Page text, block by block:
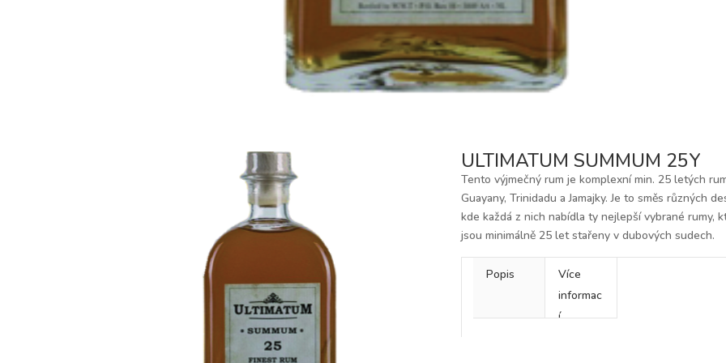
ULTIMATUM SUMMUM 25Y
Tento výjmečný rum je komplexní min. 25 letých
Guayany, Trinidadu a Jamajky. Je to směs různých
kde každá z nich nabídla ty nejlepší vybrané rumy,
jsou minimálně 25 let stařeny v dubových sudech.
Popis
Více
informac
í